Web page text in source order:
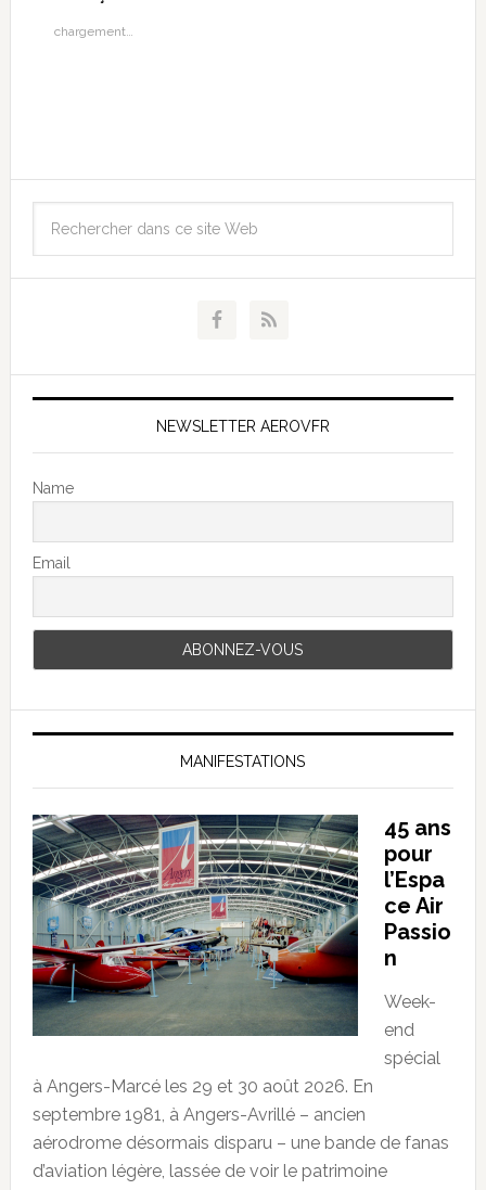
chargement…
NEWSLETTER AEROVFR
Name
Email
MANIFESTATIONS
45 ans
pour
l’Espa
ce Air
Passio
n
Week-
end
spécial
à Angers-Marcé les 29 et 30 août 2026. En
septembre 1981, à Angers-Avrillé – ancien
aérodrome désormais disparu – une bande de fanas
d’aviation légère, lassée de voir le patrimoine